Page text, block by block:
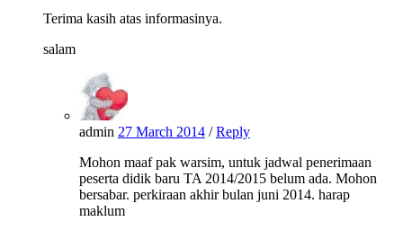
Terima kasih atas informasinya.
salam
admin 27 March 2014 /Reply
Mohon maaf pak warsim, untuk jadwal penerimaan
peserta didik baru TA 2014/2015 belum ada. Mohon
bersabar. perkiraan akhir bulan juni 2014. harap
maklum